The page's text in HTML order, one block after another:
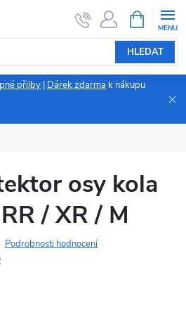
HLEDAT
NÁKUPNÍ
KOŠÍK
přilby Dárek zdarma k nákupu
osy kola
/ XR / M
Podrobnosti hodnocení